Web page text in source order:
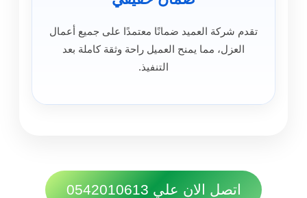
تقدم شركة العميد ضمانًا معتمدًا على جميع أعمال
العزل، مما يمنح العميل راحة وثقة كاملة بعد
التنفيذ.
اتصل الان علي 0542010613